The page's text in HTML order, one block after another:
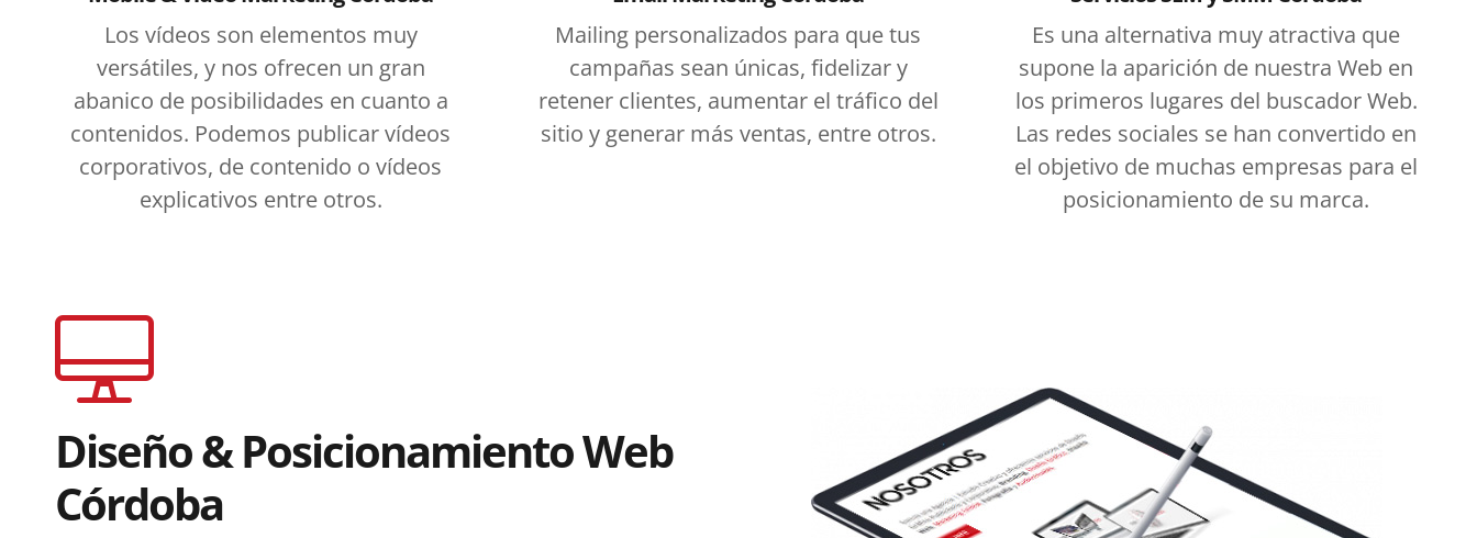
Los vídeos son elementos muy
versátiles, y nos ofrecen un gran
abanico de posibilidades en cuanto a
contenidos. Podemos publicar vídeos
corporativos, de contenido o vídeos
explicativos entre otros.
Mailing personalizados para que tus
campañas sean únicas, fidelizar y
retener clientes, aumentar el tráfico del
sitio y generar más ventas, entre otros.
Es una alternativa muy atractiva que
supone la aparición de nuestra Web en
los primeros lugares del buscador Web.
Las redes sociales se han convertido en
el objetivo de muchas empresas para el
posicionamiento de su marca.
Diseño & Posicionamiento Web
Córdoba